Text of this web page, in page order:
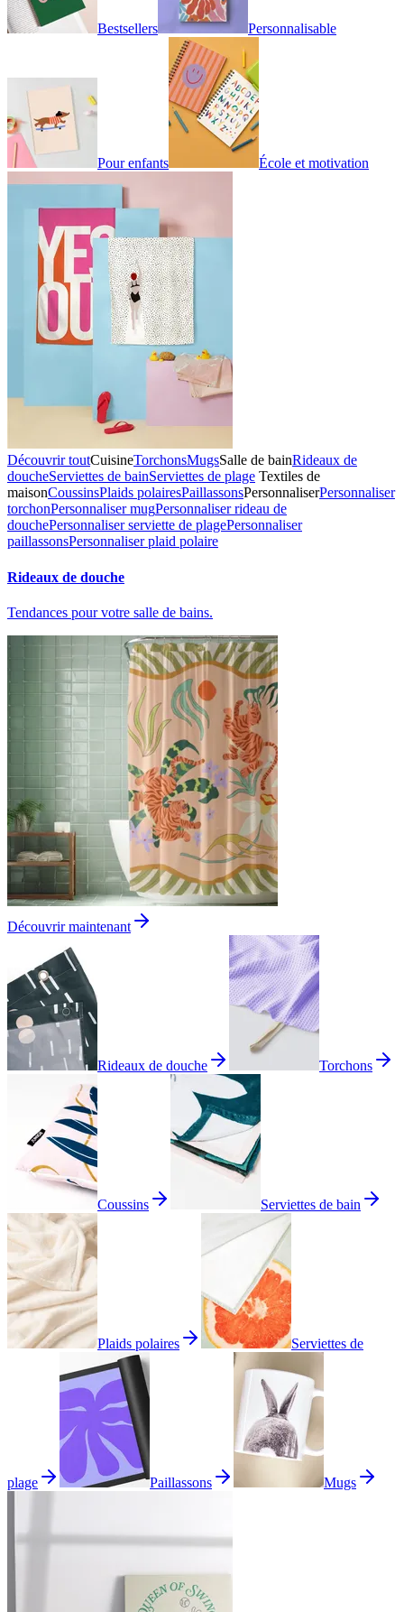
Bestsellers Personnalisable
Pour enfants École et motivation
Découvrir toutCuisineTorchonsMugsSalle de bainRideaux de
doucheServiettes de bainServiettes de plage Textiles de
maisonCoussinsPlaids polairesPaillassonsPersonnaliserPersonnaliser
torchonPersonnaliser mugPersonnaliser rideau de
douchePersonnaliser serviette de plagePersonnaliser
paillassonsPersonnaliser plaid polaire
Rideaux de douche
Tendances pour votre salle de bains.
Découvrir maintenant
Rideaux de douche Torchons
Coussins Serviettes de bain
Plaids polaires Serviettes de
plage Paillassons Mugs